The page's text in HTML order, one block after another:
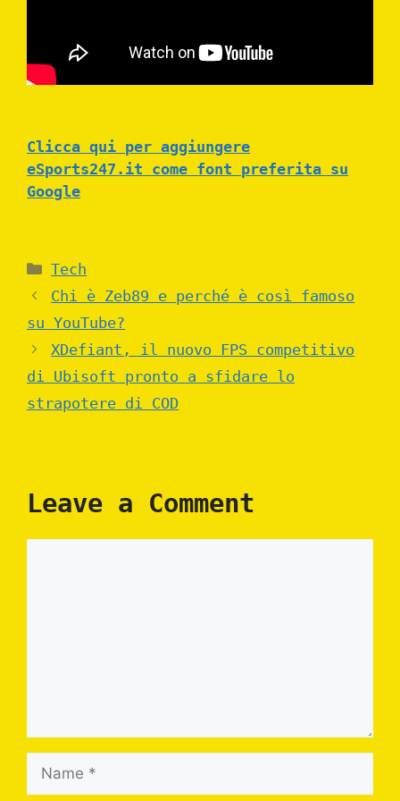
Clicca qui per aggiungere
eSports247.it come font preferita su
Google
Categories
Tech
Chi è Zeb89 e perché è così famoso
su YouTube?
XDefiant, il nuovo FPS competitivo
di Ubisoft pronto a sfidare lo
strapotere di COD
Leave a Comment
Name